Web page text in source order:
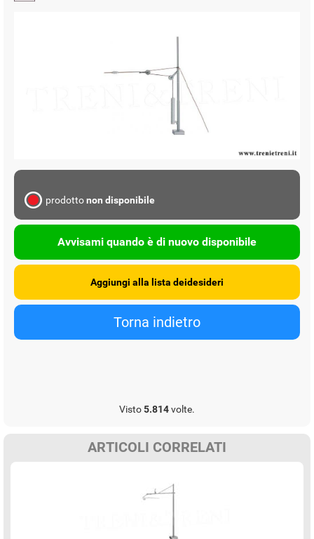
prodottonon disponibile
Avvisami quando è di nuovo disponibile
Visto5.814volte.
ARTICOLI CORRELATI